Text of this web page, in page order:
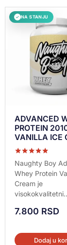
✓ NA STANJU
ADVANCED
PROTEIN
VANILLA ICE
Ocenjeno sa
5.00
od 5
Naughty Boy
Whey Protein
Cream je
7.800 RSD
Dodaj u